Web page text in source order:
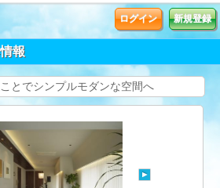
ログイン 新規登録
報
とでシンプルモダンな空間へ